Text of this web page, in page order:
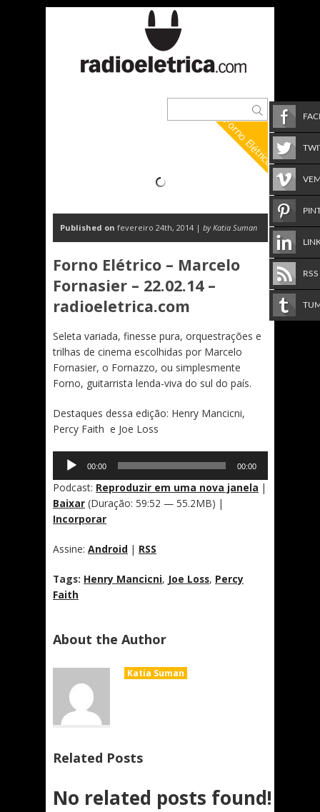
Forno Elétrico
Published on fevereiro 24th, 2014 | by Katia Suman
Forno Elétrico – Marcelo
Fornasier – 22.02.14 –
radioeletrica.com
Seleta variada, finesse pura, orquestrações e
trilhas de cinema escolhidas por Marcelo
Fornasier, o Fornazzo, ou simplesmente
Forno, guitarrista lenda-viva do sul do país.
Destaques dessa edição: Henry Mancicni,
Percy Faith e Joe Loss
Tocador
áudio
00:00 00:00
Podcast: Reproduzir em uma nova janela |
Baixar (Duração: 59:52 — 55.2MB) |
Incorporar
Assine: Android | RSS
Tags: Henry Mancicni, Joe Loss, Percy
Faith
About the Author
Katia Suman
Related Posts
No related posts found!
RSS